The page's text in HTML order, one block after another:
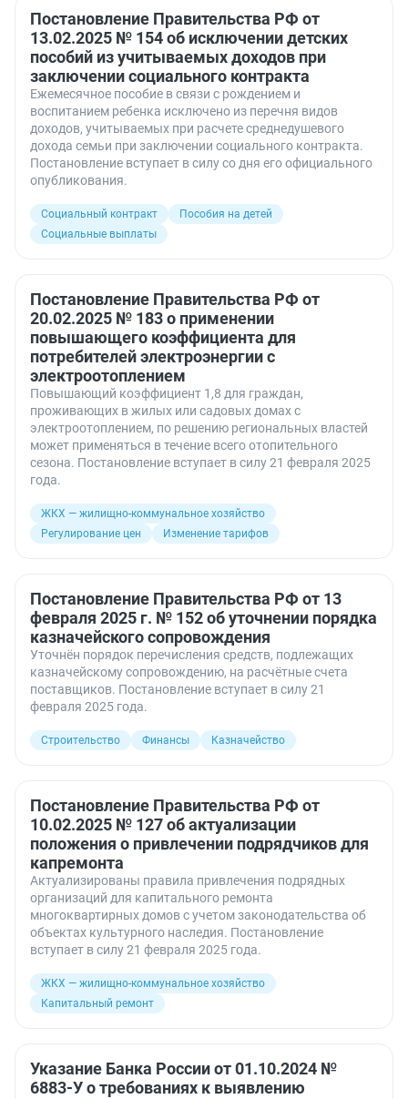
Постановление Правительства РФ от
13.02.2025 № 154 об исключении детских
пособий из учитываемых доходов при
заключении социального контракта
Ежемесячное пособие в связи с рождением и
воспитанием ребенка исключено из перечня видов
доходов, учитываемых при расчете среднедушевого
дохода семьи при заключении социального контракта.
Постановление вступает в силу со дня его официального
опубликования.
Социальный контракт
Пособия на детей
Социальные выплаты
Постановление Правительства РФ от
20.02.2025 № 183 о применении
повышающего коэффициента для
потребителей электроэнергии с
электроотоплением
Повышающий коэффициент 1,8 для граждан,
проживающих в жилых или садовых домах с
электроотоплением, по решению региональных властей
может применяться в течение всего отопительного
сезона. Постановление вступает в силу 21 февраля 2025
года.
ЖКХ — жилищно-коммунальное хозяйство
Регулирование цен
Изменение тарифов
Постановление Правительства РФ от 13
февраля 2025 г. № 152 об уточнении порядка
казначейского сопровождения
Уточнён порядок перечисления средств, подлежащих
казначейскому сопровождению, на расчётные счета
поставщиков. Постановление вступает в силу 21
февраля 2025 года.
Строительство Финансы Казначейство
Постановление Правительства РФ от
10.02.2025 № 127 об актуализации
положения о привлечении подрядчиков для
капремонта
Актуализированы правила привлечения подрядных
организаций для капитального ремонта
многоквартирных домов с учетом законодательства об
объектах культурного наследия. Постановление
вступает в силу 21 февраля 2025 года.
ЖКХ — жилищно-коммунальное хозяйство
Капитальный ремонт
Указание Банка России от 01.10.2024 №
6883-У о требованиях к выявлению